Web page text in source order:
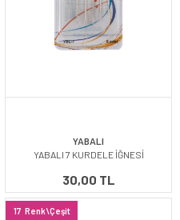
YABALI
YABALI 7 KURDELE İĞNESİ
30,00 TL
17 Renk\Çeşit